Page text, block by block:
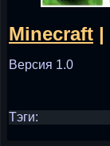
Minecraft |
Версия 1.0
Тэги: